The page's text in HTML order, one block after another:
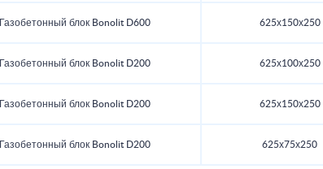
Газобетонный блок Bonolit D600 625х150х250
Газобетонный блок Bonolit D200 625х100х250
Газобетонный блок Bonolit D200 625х150х250
Газобетонный блок Bonolit D200 625х75х250